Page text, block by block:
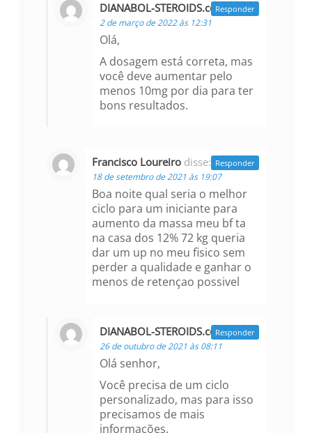
DIANABOL-STEROIDS.com disse:
2 de março de 2022 às 12:31
Olá,
A dosagem está correta, mas
você deve aumentar pelo
menos 10mg por dia para ter
bons resultados.
Responder
Francisco Loureiro disse:
18 de setembro de 2021 às 19:07
Boa noite qual seria o melhor
ciclo para um iniciante para
aumento da massa meu bf ta
na casa dos 12% 72 kg queria
dar um up no meu fisico sem
perder a qualidade e ganhar o
menos de retençao possivel
Responder
DIANABOL-STEROIDS.com disse:
26 de outubro de 2021 às 08:11
Olá senhor,
Você precisa de um ciclo
personalizado, mas para isso
precisamos de mais
informações.
Responder